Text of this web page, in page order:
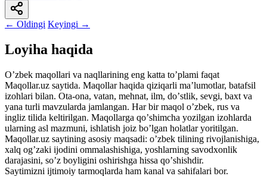
← Oldingi Keyingi →
Loyiha haqida
Oʼzbek maqollari va naqllarining eng katta toʼplami faqat
Maqollar.uz saytida. Maqollar haqida qiziqarli maʼlumotlar, batafsil
izohlari bilan. Ota-ona, vatan, mehnat, ilm, doʼstlik, sevgi, baxt va
yana turli mavzularda jamlangan. Har bir maqol oʼzbek, rus va
ingliz tilida keltirilgan. Maqollarga qoʼshimcha yozilgan izohlarda
ularning asl mazmuni, ishlatish joiz boʼlgan holatlar yoritilgan.
Maqollar.uz saytining asosiy maqsadi: oʼzbek tilining rivojlanishiga,
xalq ogʼzaki ijodini ommalashishiga, yoshlarning savodxonlik
darajasini, soʼz boyligini oshirishga hissa qoʼshishdir.
Saytimizni ijtimoiy tarmoqlarda ham kanal va sahifalari bor.